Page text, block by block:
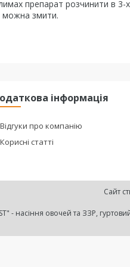
препарат розчинити в
можна змити.
інформація
Відгуки про компанію
Корисні статті
Сайт